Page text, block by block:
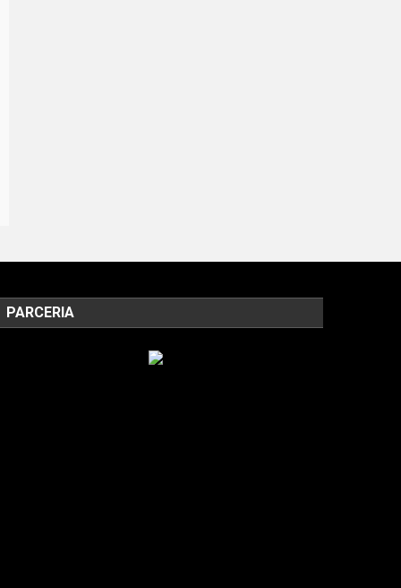
PARCERIA